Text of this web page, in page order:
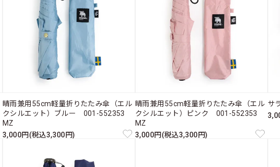
晴雨兼用55cm軽量折りたたみ傘（エル
クシルエット）ブルー 001-552353
MZ
3,000円(税込3,300円)
晴雨兼用55cm軽量折りたたみ傘（エル
クシルエット）ピンク 001-552353
MZ
3,000円(税込3,300円)
サ